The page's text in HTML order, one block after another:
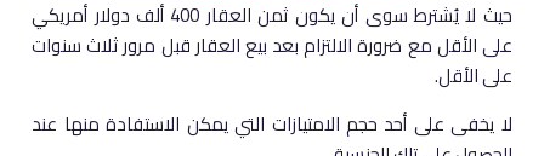
حيث لا يُشترط سوى أن يكون ثمن العقار 400 ألف دولار أمريكي
على الأقل مع ضرورة الالتزام بعد بيع العقار قبل مرور ثلاث سنوات
على الأقل.
لا يخفى على أحد حجم الامتيازات التي يمكن الاستفادة منها عند